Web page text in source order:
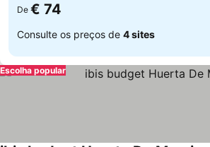
De € 74
Consulte os preços de 4 sites
Escolha popular